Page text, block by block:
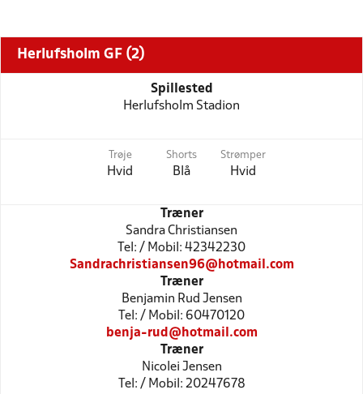
Herlufsholm GF (2)
Spillested
Herlufsholm Stadion
Trøje
Hvid
Shorts
Blå
Strømper
Hvid
Træner
Sandra Christiansen
Tel: / Mobil: 42342230
Sandrachristiansen96@hotmail.com
Træner
Benjamin Rud Jensen
Tel: / Mobil: 60470120
benja-rud@hotmail.com
Træner
Nicolei Jensen
Tel: / Mobil: 20247678